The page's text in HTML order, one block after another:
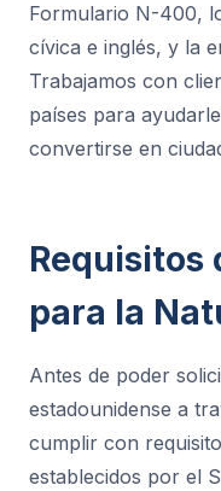
Formulario N-400,
cívica e inglés, y la
Trabajamos con
países para
convertirse en
Requisitos
para la
Antes de poder
estadounidense a
cumplir con
establecidos por el